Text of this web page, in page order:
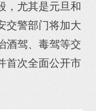
，尤其是元旦和
交警部门将加大
酒驾、毒驾等交
首次全面公开市